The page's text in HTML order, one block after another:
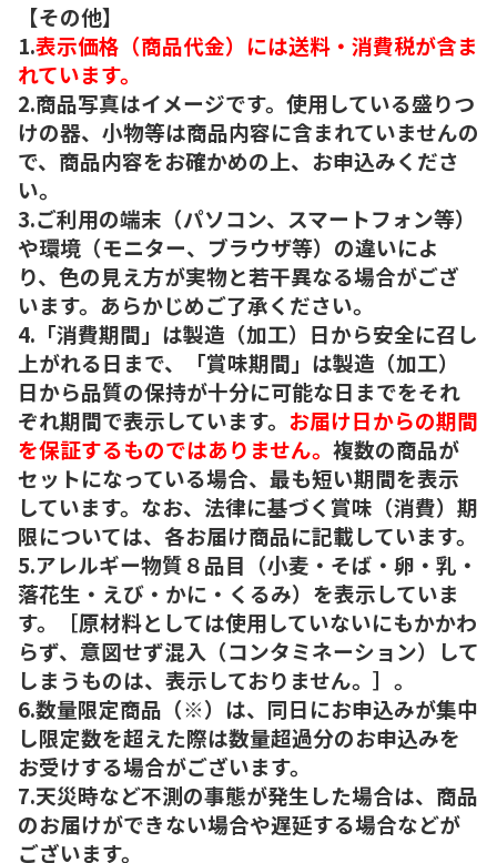
【その他】
1.表示価格（商品代金）には送料・消費税が含ま
れています。
2.商品写真はイメージです。使用している盛りつ
けの器、小物等は商品内容に含まれていませんの
で、商品内容をお確かめの上、お申込みくださ
い。
3.ご利用の端末（パソコン、スマートフォン等）
や環境（モニター、ブラウザ等）の違いによ
り、色の見え方が実物と若干異なる場合がござ
います。あらかじめご了承ください。
4.「消費期間」は製造（加工）日から安全に召し
上がれる日まで、「賞味期間」は製造（加工）
日から品質の保持が十分に可能な日までをそれ
ぞれ期間で表示しています。 お届け日からの期間
を保証するものではありません。 複数の商品が
セットになっている場合、最も短い期間を表示
しています。なお、法律に基づく賞味（消費）期
限については、各お届け商品に記載しています。
5.アレルギー物質８品目（小麦・そば・卵・乳・
落花生・えび・かに・くるみ）を表示していま
す。［原材料としては使用していないにもかかわ
らず、意図せず混入（コンタミネーション）して
しまうものは、表示しておりません。］。
6.数量限定商品（※）は、同日にお申込みが集中
し限定数を超えた際は数量超過分のお申込みを
お受けする場合がございます。
7.天災時など不測の事態が発生した場合は、商品
のお届けができない場合や遅延する場合などが
ございます。